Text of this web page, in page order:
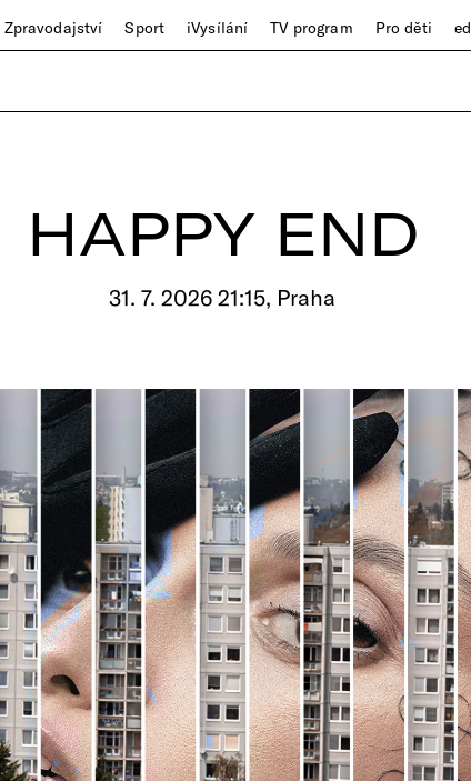
Zpravodajství Sport iVysílání TV program Pro děti
HAPPY END
31. 7. 2026 21:15, Praha